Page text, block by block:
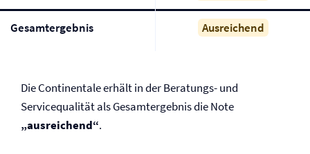
Gesamtergebnis Ausreichend
Die Continentale erhält in der Beratungs- und
Servicequalität als Gesamtergebnis die Note
„ausreichend“.